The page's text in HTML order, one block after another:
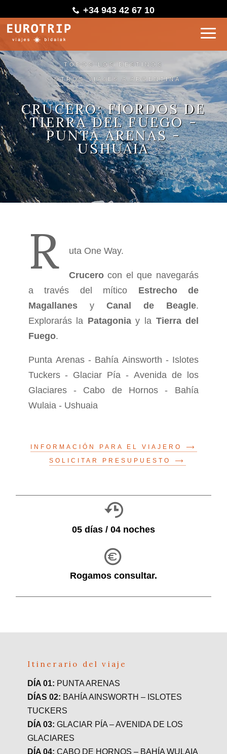
+34 943 42 67 10
TODOS LOS DESTINOS
OTROS VIAJES A ARGENTINA
CRUCERO: FIORDOS DE
TIERRA DEL FUEGO -
PUNTA ARENAS -
USHUAIA
R uta One Way.
Crucerocon el que navegarás
a través del mítico Estrecho de
Magallanesy Canal de Beagle.
Explorarás la Patagoniay la Tierra del
Fuego.
Punta Arenas - Bahía Ainsworth - Islotes
Tuckers - Glaciar Pía - Avenida de los
Glaciares - Cabo de Hornos - Bahía
Wulaia - Ushuaia
INFORMACIÓN PARA EL VIAJERO
SOLICITAR PRESUPUESTO
05 días / 04 noches
Rogamos consultar.
Itinerario del viaje
DÍA 01: PUNTA ARENAS
DÍAS 02: BAHÍA AINSWORTH – ISLOTES
TUCKERS
DÍA 03: GLACIAR PÍA – AVENIDA DE LOS
GLACIARES
DÍA 04: CABO DE HORNOS – BAHÍA WULAIA